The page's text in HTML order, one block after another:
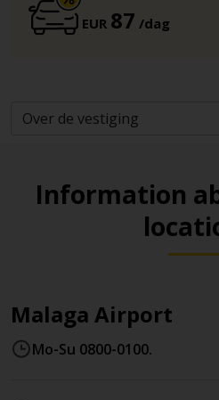
EUR 87 /dag
Information
Malaga Airport
Mo-Su 0800-0100.